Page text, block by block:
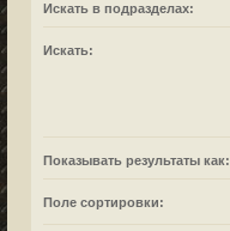
Искать в подразделах:
Искать:
Показывать результаты как:
Поле сортировки: